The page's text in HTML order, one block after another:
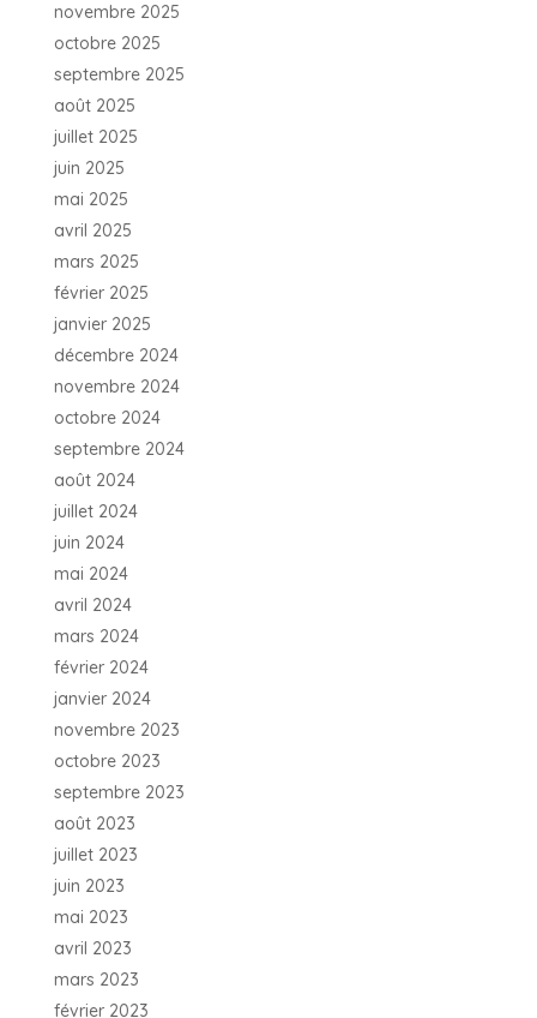
novembre 2025
octobre 2025
septembre 2025
août 2025
juillet 2025
juin 2025
mai 2025
avril 2025
mars 2025
février 2025
janvier 2025
décembre 2024
novembre 2024
octobre 2024
septembre 2024
août 2024
juillet 2024
juin 2024
mai 2024
avril 2024
mars 2024
février 2024
janvier 2024
novembre 2023
octobre 2023
septembre 2023
août 2023
juillet 2023
juin 2023
mai 2023
avril 2023
mars 2023
février 2023